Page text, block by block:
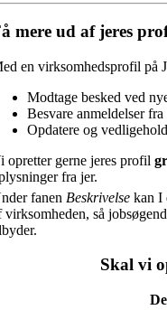
mere ud af jeres
en virksomhedsprofil på
Modtage besked ved
Besvare anmeldelser
Opdatere og
opretter gerne jeres profil
fra jer.
fanen Beskrivelse kan I
virksomheden, så
Skal vi